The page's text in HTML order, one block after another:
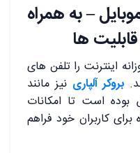
– به همراه
ها
روزانه اینترنت را تلفن های
بروکر آلپاری نیز مانند
بوده است تا امکانات
کاربران خود فراهم